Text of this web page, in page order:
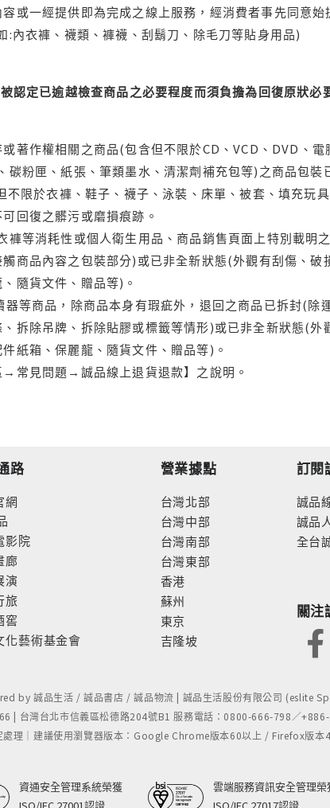
或一經提供即為完成之線上服務，經消費者事先同意
:內衣褲、襪類、褲襪、刮鬍刀、除毛刀等貼身用品)
認定已逾越檢查商品之必要程度而須負擔為回復原狀
著作權相關之商品(包含但不限於CD、VCD、DVD、
碳粉匣、紙張、筆類墨水、清潔劑補充包等)之商品包
限於衣褲、鞋子、襪子、泳裝、床單、被套、填充玩
回復之髒污或磨損痕跡。
褲等消耗性或個人衛生用品、商品銷售頁面上特別載明
商品內容之包裝部分)或已非全新狀態(外觀有刮傷、
隨貨文件、贈品等)。
器等商品，除商品本身有瑕疵外，退回之商品已拆封(
拆除吊牌、拆除貼膠或標籤等情形)或已非全新狀態(
紙箱、保麗龍、隨貨文件、贈品等)。
常見問題→誠品線上退貨退款】之說明。
路
網
影院
廊
演
旅
窖
化藝術基金會
營業據點
台灣北部
台灣中部
台灣南部
台灣東部
香港
蘇州
東京
吉隆坡
訂閱
誠品
誠品
全台
關注
by 誠品生活 / 誠品書店 / 誠品物流 | 誠品生活股份有限公司 (eslite
| 台灣台北市信義區松德路204號B1 服務電話：0800-666-798／
處理｜建議使用瀏覽器版本：Google Chrome版本60以上 / Firefox版
資通安全管理系統榮獲
雲端服務資訊安全管理榮